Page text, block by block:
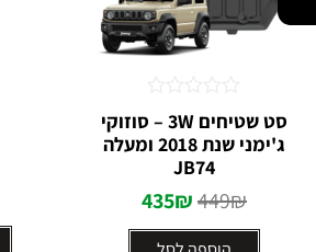
סט שטיחים 3W – סוזוקי
ג'ימני שנת 2018 ומעלה
JB74
449₪
435₪
0
מתוך